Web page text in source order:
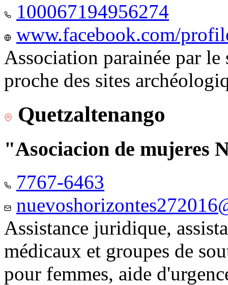
100067194956274
www.facebook.com/
Association parainée par
proche des sites
Quetzaltenango
"Asociacion de mujeres
7767-6463
Assistance juridique,
médicaux et groupes de
pour femmes, aide